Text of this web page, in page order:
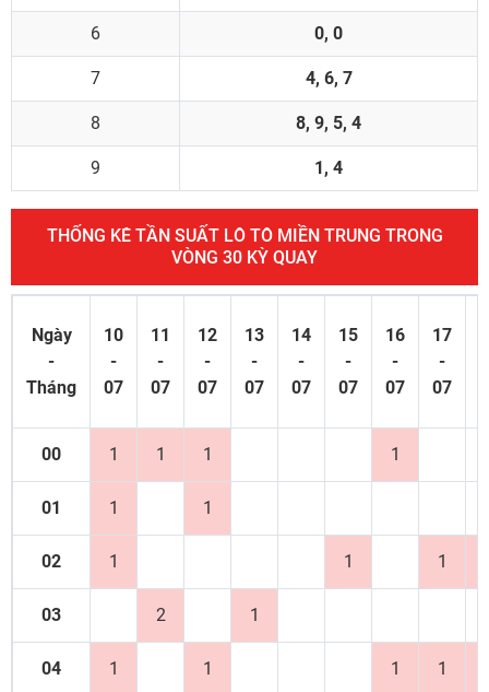
6 0, 0
7 4, 6, 7
8 8, 9, 5, 4
9 1, 4
THỐNG KÊ TẦN SUẤT LÔ TÔ MIỀN TRUNG TRONG
VÒNG 30 KỲ QUAY
Ngày
-
Tháng
10
-
07
11
-
07
12
-
07
13
-
07
14
-
07
15
-
07
16
-
07
17
-
07
00 1 1 1 1
01 1 1
02 1 1 1
03 2 1
04 1 1 1 1